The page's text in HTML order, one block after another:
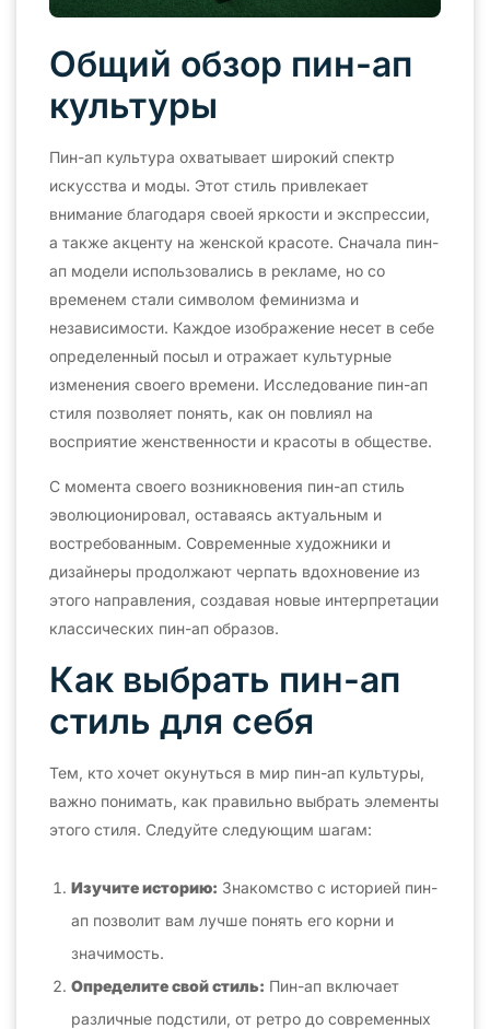
Общий обзор пин-ап
культуры
Пин-ап культура охватывает широкий спектр
искусства и моды. Этот стиль привлекает
внимание благодаря своей яркости и экспрессии,
а также акценту на женской красоте. Сначала пин-
ап модели использовались в рекламе, но со
временем стали символом феминизма и
независимости. Каждое изображение несет в себе
определенный посыл и отражает культурные
изменения своего времени. Исследование пин-ап
стиля позволяет понять, как он повлиял на
восприятие женственности и красоты в обществе.
С момента своего возникновения пин-ап стиль
эволюционировал, оставаясь актуальным и
востребованным. Современные художники и
дизайнеры продолжают черпать вдохновение из
этого направления, создавая новые интерпретации
классических пин-ап образов.
Как выбрать пин-ап
стиль для себя
Тем, кто хочет окунуться в мир пин-ап культуры,
важно понимать, как правильно выбрать элементы
этого стиля. Следуйте следующим шагам:
Изучите историю: Знакомство с историей пин-
ап позволит вам лучше понять его корни и
значимость.
Определите свой стиль: Пин-ап включает
различные подстили, от ретро до современных